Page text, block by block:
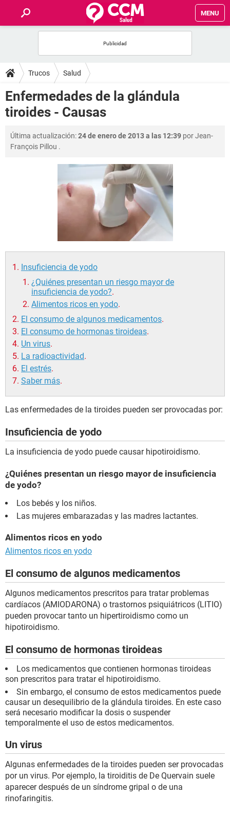
MENU
FOROS
SALUD
FAMILIA
NUTRICIÓN
Trucos Salud
Enfermedades de la glándula
tiroides - Causas
Última actualización:24 de enero de 2013 a las 12:39 porJean-
François Pillou .
Insuficiencia de yodo
¿Quiénes presentan un riesgo mayor de
insuficiencia de yodo?.
Alimentos ricos en yodo.
El consumo de algunos medicamentos.
El consumo de hormonas tiroideas.
Un virus.
La radioactividad.
El estrés.
Saber más.
Las enfermedades de la tiroides pueden ser provocadas por:
Insuficiencia de yodo
La insuficiencia de yodo puede causar hipotiroidismo.
¿Quiénes presentan un riesgo mayor de insuficiencia
de yodo?
Los bebés y los niños.
Las mujeres embarazadas y las madres lactantes.
Alimentos ricos en yodo
Alimentos ricos en yodo
El consumo de algunos medicamentos
Algunos medicamentos prescritos para tratar problemas
cardíacos (AMIODARONA) o trastornos psiquiátricos (LITIO)
pueden provocar tanto un hipertiroidismo como un
hipotiroidismo.
El consumo de hormonas tiroideas
Los medicamentos que contienen hormonas tiroideas
son prescritos para tratar el hipotiroidismo.
Sin embargo, el consumo de estos medicamentos puede
causar un desequilibrio de la glándula tiroides. En este caso
será necesario modificar la dosis o suspender
temporalmente el uso de estos medicamentos.
Un virus
Algunas enfermedades de la tiroides pueden ser provocadas
por un virus. Por ejemplo, la tiroiditis de De Quervain suele
aparecer después de un síndrome gripal o de una
rinofaringitis.